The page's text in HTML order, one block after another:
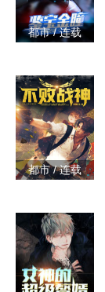
都市 / 连载
都市 / 连载